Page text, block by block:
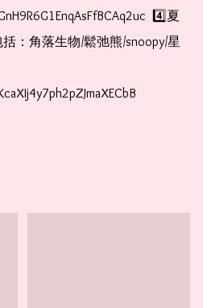
4️⃣夏
：角落生物/鬆弛熊/snoopy/星